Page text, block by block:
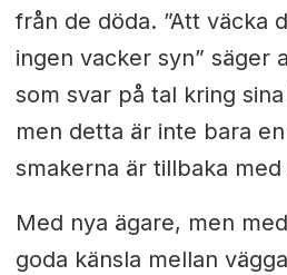
från de döda. ”Att väcka
ingen vacker syn” säger
som svar på tal kring
men detta är inte bara
smakerna är tillbaka
Med nya ägare, men
goda känsla mellan